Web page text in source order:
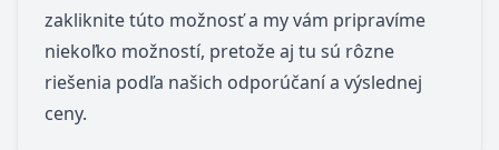
zakliknite túto možnosť a my vám pripravíme
niekoľko možností, pretože aj tu sú rôzne
riešenia podľa našich odporúčaní a výslednej
ceny.